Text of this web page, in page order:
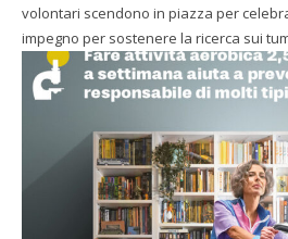
volontari scendono in piazza per
impegno per sostenere la ricerca sui